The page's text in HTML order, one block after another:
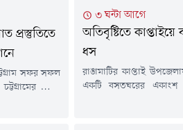
প্রস্তুতিতে
সফর সফল
জেলা
৩ ঘন্টা আগে
অতিবৃষ্টিতে
ধস
রাঙামাটির কাপ্তাই
একটি বসতঘরের